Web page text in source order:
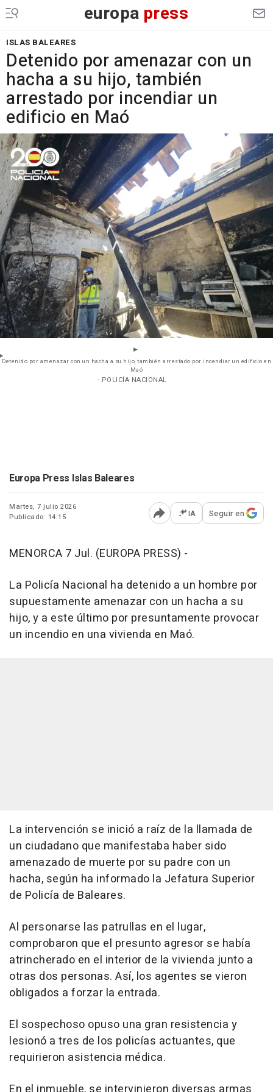
europa press
ISLAS BALEARES
Detenido por amenazar con un
hacha a su hijo, también
arrestado por incendiar un
edificio en Maó
Detenido por amenazar con un hacha a su hijo, también arrestado por incendiar un edificio en
Maó
- POLICÍA NACIONAL
Europa Press Islas Baleares
Martes, 7 julio 2026
Publicado: 14:15
Abrir opciones para
IA Seguir en
MENORCA 7 Jul. (EUROPA PRESS) -
La Policía Nacional ha detenido a un hombre por
supuestamente amenazar con un hacha a su
hijo, y a este último por presuntamente provocar
un incendio en una vivienda en Maó.
La intervención se inició a raíz de la llamada de
un ciudadano que manifestaba haber sido
amenazado de muerte por su padre con un
hacha, según ha informado la Jefatura Superior
de Policía de Baleares.
Al personarse las patrullas en el lugar,
comprobaron que el presunto agresor se había
atrincherado en el interior de la vivienda junto a
otras dos personas. Así, los agentes se vieron
obligados a forzar la entrada.
El sospechoso opuso una gran resistencia y
lesionó a tres de los policías actuantes, que
requirieron asistencia médica.